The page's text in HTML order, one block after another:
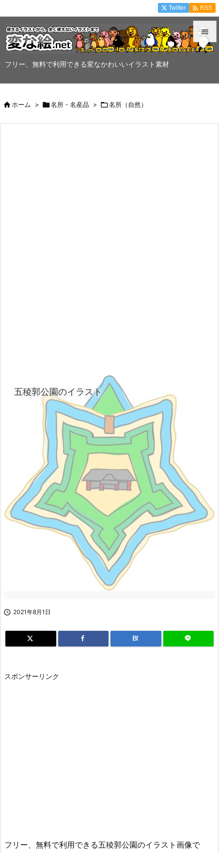
フリー、無料で利用できる変なかわいいイラスト素材


Twitter  RSS
ホーム > 名所・名産品 > 名所（自然）
五稜郭公園のイラスト
 2021年8月1日
B!
スポンサーリンク
フリー、無料で利用できる五稜郭公園のイラスト画像で